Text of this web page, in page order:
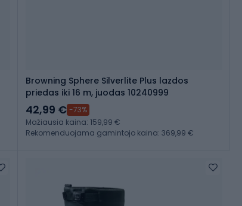
Browning Sphere Silverlite Plus lazdos
priedas iki 16 m, juodas 10240999
42,99 € -73%
Mažiausia kaina: 159,99 €
Rekomenduojama gamintojo kaina: 369,99 €